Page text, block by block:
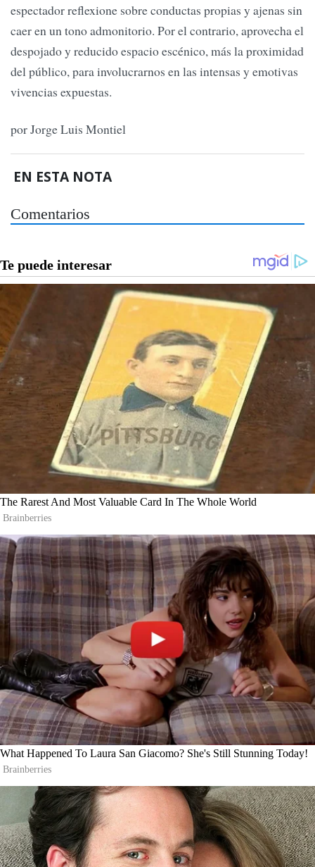
espectador reflexione sobre conductas propias y ajenas sin
caer en un tono admonitorio. Por el contrario, aprovecha el
despojado y reducido espacio escénico, más la proximidad
del público, para involucrarnos en las intensas y emotivas
vivencias expuestas.
por Jorge Luis Montiel
EN ESTA NOTA
Comentarios